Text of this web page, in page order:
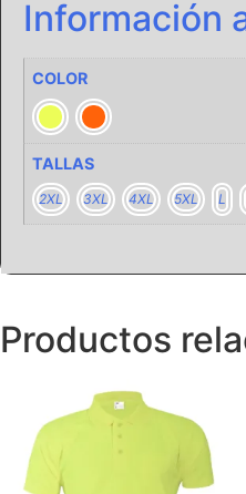
Información
COLOR
TALLAS
2XL 3XL 4XL 5XL L
Productos